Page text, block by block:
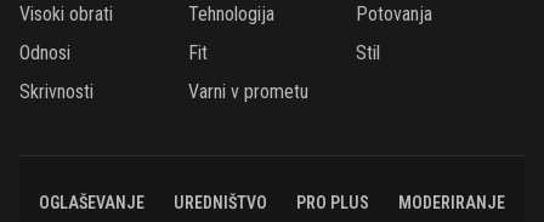
Visoki obrati
Tehnologija
Potovanja
Odnosi
Fit
Stil
Skrivnosti
Varni v prometu
OGLAŠEVANJE UREDNIŠTVO PRO PLUS MODERIRANJE